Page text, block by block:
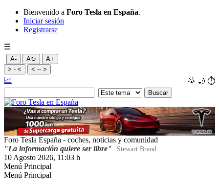
Bienvenido a Foro Tesla en España.
Iniciar sesión
Registrarse
☰
A- A↻
A+
> - <
< -- >
🌞 🌙 ⏱️
📈
Foro Tesla España - coches, noticias y comunidad
"La información quiere ser libre"
Stewart Brand
10 Agosto 2026, 11:03 h
Menú Principal
Menú Principal